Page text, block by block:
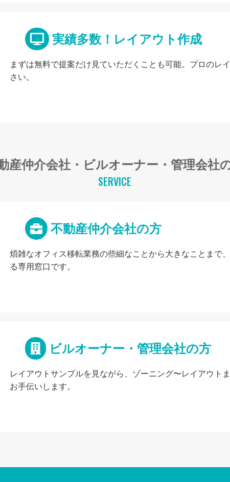
実績多数！レイアウト作成
まずは無料で提案だけ見ていただくことも可能。プロのレ
さい。
産仲介会社・ビルオーナー・管理会社
SERVICE
不動産仲介会社の方
煩雑なオフィス移転業務の些細なことから大きなことまで
る専用窓口です。
ビルオーナー・管理会社の方
レイアウトサンプルを見ながら、ゾーニング〜レイアウト
お手伝いします。